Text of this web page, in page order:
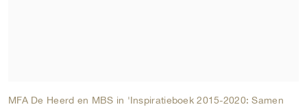
MFA De Heerd en MBS in 'Inspiratieboek 2015-2020: Samen